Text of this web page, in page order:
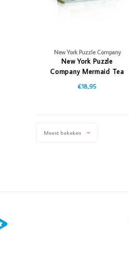
New York Puzzle Company
New York Puzzle
Company Mermaid Tea
Party
€18,95
Meest bekeken